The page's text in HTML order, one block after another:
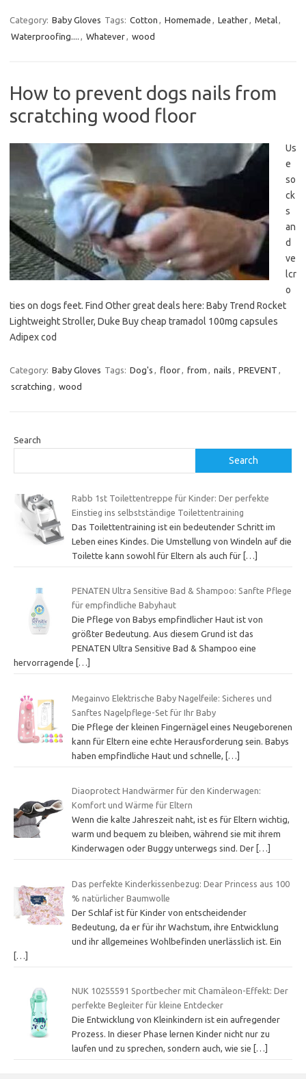
Category: Baby Gloves Tags: Cotton , Homemade , Leather, Metal,
Waterproofing.... , Whatever, wood
How to prevent dogs nails from
scratching wood floor
Us
e
so
ck
s
an
d
ve
lcr
o
ties on dogs feet. Find Other great deals here: Baby Trend Rocket
Lightweight Stroller, Duke Buy cheap tramadol 100mg capsules
Adipex cod
Category: Baby Gloves Tags: Dog's , floor, from , nails , PREVENT ,
scratching , wood
Search
Search
Rabb 1st Toilettentreppe für Kinder: Der perfekte
Einstieg ins selbstständige Toilettentraining
Das Toilettentraining ist ein bedeutender Schritt im
Leben eines Kindes. Die Umstellung von Windeln auf die
Toilette kann sowohl für Eltern als auch für […]
PENATEN Ultra Sensitive Bad & Shampoo: Sanfte Pflege
für empfindliche Babyhaut
Die Pflege von Babys empfindlicher Haut ist von
größter Bedeutung. Aus diesem Grund ist das
PENATEN Ultra Sensitive Bad & Shampoo eine
hervorragende
[…]
Megainvo Elektrische Baby Nagelfeile: Sicheres und
Sanftes Nagelpflege-Set für Ihr Baby
Die Pflege der kleinen Fingernägel eines Neugeborenen
kann für Eltern eine echte Herausforderung sein. Babys
haben empfindliche Haut und schnelle,
[…]
Diaoprotect Handwärmer für den Kinderwagen:
Komfort und Wärme für Eltern
Wenn die kalte Jahreszeit naht, ist es für Eltern wichtig,
warm und bequem zu bleiben, während sie mit ihrem
Kinderwagen oder Buggy unterwegs sind. Der […]
Das perfekte Kinderkissenbezug: Dear Princess aus 100
% natürlicher Baumwolle
Der Schlaf ist für Kinder von entscheidender
Bedeutung, da er für ihr Wachstum, ihre Entwicklung
und ihr allgemeines Wohlbefinden unerlässlich ist. Ein
[…]
NUK 10255591 Sportbecher mit Chamäleon-Effekt: Der
perfekte Begleiter für kleine Entdecker
Die Entwicklung von Kleinkindern ist ein aufregender
Prozess. In dieser Phase lernen Kinder nicht nur zu
laufen und zu sprechen, sondern auch, wie sie
[…]